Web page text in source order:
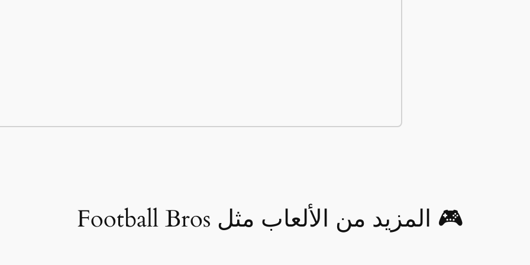
🎮 المزيد من الألعاب مثل Football Bros